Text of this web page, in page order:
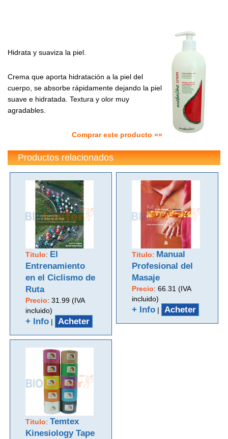
Hidrata y suaviza la piel.
Crema que aporta hidratación a la piel del
cuerpo, se absorbe rápidamente dejando la piel
suave e hidratada. Textura y olor muy
agradables.
Comprar este producto »»
Productos relacionados
Titulo: El
Entrenamiento
en el Ciclismo de
Ruta
Precio:31.99 (IVA
incluido)
+ Info | Acheter
Titulo: Manual
Profesional del
Masaje
Precio:66.31 (IVA
incluido)
+ Info | Acheter
Titulo:Temtex
Kinesiology Tape